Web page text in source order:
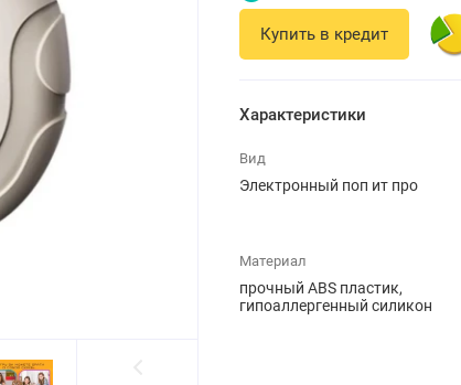
Купить в кредит
Характеристики
Вид
Электронный поп ит про
Материал
прочный ABS пластик,
гипоаллергенный силикон